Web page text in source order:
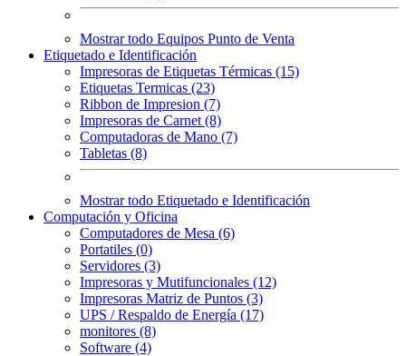
Mostrar todo Equipos Punto de Venta
Etiquetado e Identificación
Impresoras de Etiquetas Térmicas (15)
Etiquetas Termicas (23)
Ribbon de Impresion (7)
Impresoras de Carnet (8)
Computadoras de Mano (7)
Tabletas (8)
Mostrar todo Etiquetado e Identificación
Computación y Oficina
Computadores de Mesa (6)
Portatiles (0)
Servidores (3)
Impresoras y Mutifuncionales (12)
Impresoras Matriz de Puntos (3)
UPS / Respaldo de Energía (17)
monitores (8)
Software (4)